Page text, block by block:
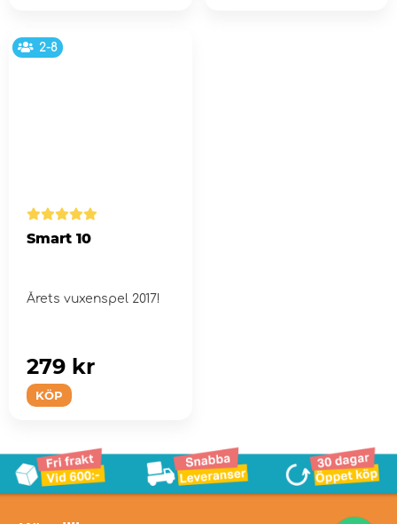
2-8
Smart 10
Årets vuxenspel 2017!
KÖP
279 kr